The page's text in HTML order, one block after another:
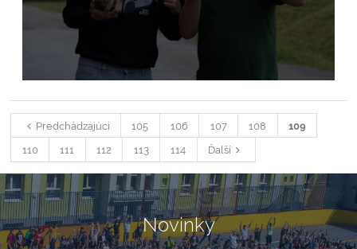
Predchádzajúci 105 106 107 108
109
110
111 112 113 114 Ďalší
Novinky